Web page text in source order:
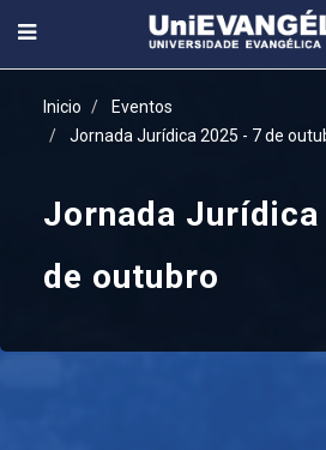
Inicio
Eventos
Jornada Jurídica 2025 - 7 de
Jornada
de outubro